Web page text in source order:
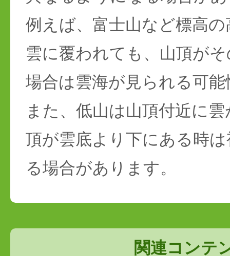
例えば、富士山など標高
雲に覆われても、山頂が
場合は雲海が見られる可
また、低山は山頂付近に
頂が雲底より下にある時
る場合があります。
関連コンテ